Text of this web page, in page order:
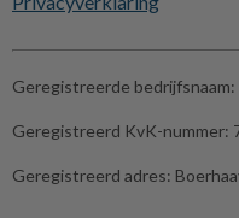
Geregistreerde bedrijfsnaam:
Geregistreerd KvK-nummer:
Geregistreerd adres: